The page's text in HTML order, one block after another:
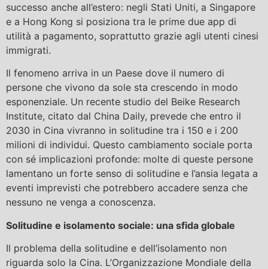
successo anche all’estero: negli Stati Uniti, a Singapore
e a Hong Kong si posiziona tra le prime due app di
utilità a pagamento, soprattutto grazie agli utenti cinesi
immigrati.
Il fenomeno arriva in un Paese dove il numero di
persone che vivono da sole sta crescendo in modo
esponenziale. Un recente studio del Beike Research
Institute, citato dal China Daily, prevede che entro il
2030 in Cina vivranno in solitudine tra i 150 e i 200
milioni di individui. Questo cambiamento sociale porta
con sé implicazioni profonde: molte di queste persone
lamentano un forte senso di solitudine e l’ansia legata a
eventi imprevisti che potrebbero accadere senza che
nessuno ne venga a conoscenza.
Solitudine e isolamento sociale: una sfida globale
Il problema della solitudine e dell’isolamento non
riguarda solo la Cina. L’Organizzazione Mondiale della